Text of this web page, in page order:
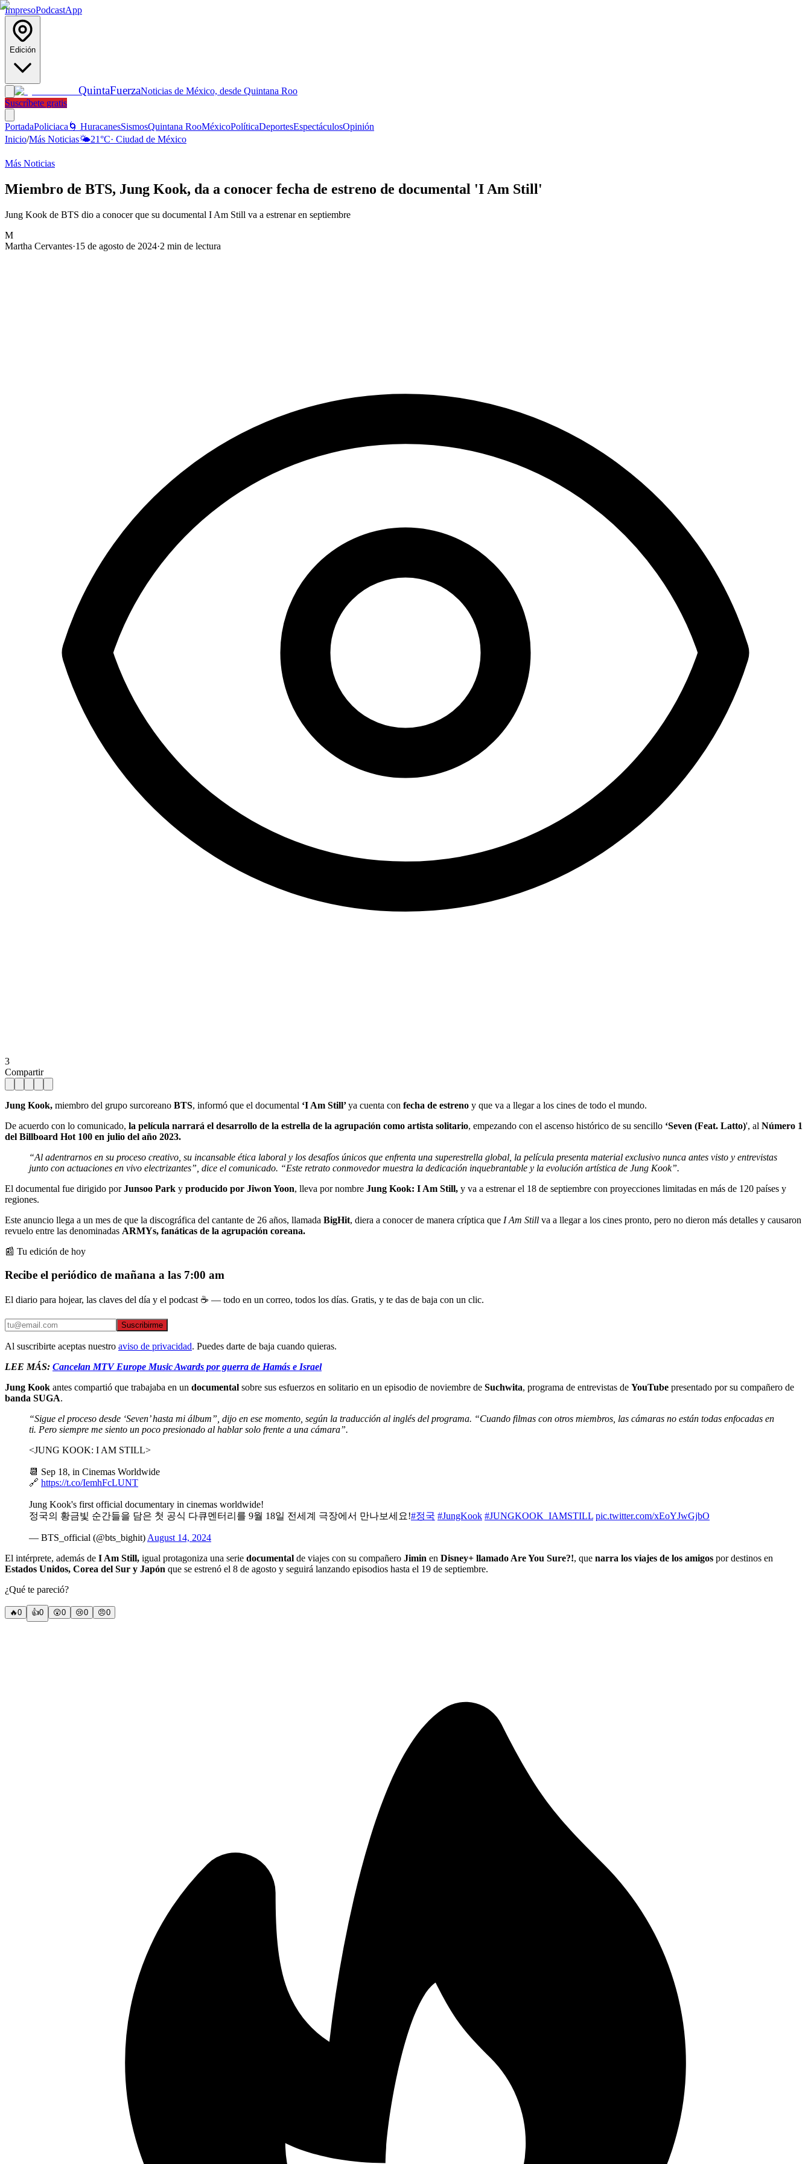
ImpresoPodcastApp
Edición
QuintaFuerzaNoticias de México, desde Quintana Roo
Suscríbete gratis
PortadaPoliciaca 🌀 HuracanesSismosQuintana RooMéxicoPolíticaDeportesEspectáculosOpinión
Inicio/Más Noticias🌤️21°C· Ciudad de México
Más Noticias
Miembro de BTS, Jung Kook, da a conocer fecha de estreno de documental 'I Am Still'
Jung Kook de BTS dio a conocer que su documental I Am Still va a estrenar en septiembre
M
Martha Cervantes·15 de agosto de 2024·2 min de lectura
3
Compartir
Jung Kook, miembro del grupo surcoreano BTS, informó que el documental ‘I Am Still’ya cuenta con fecha de estreno y que va a llegar a los cines de todo el mundo.
De acuerdo con lo comunicado, la película narrará el desarrollo de la estrella de la agrupación como artista solitario, empezando con el ascenso histórico de su sencillo ‘Seven (Feat. Latto)', al Número 1
del Billboard Hot 100 en julio del año 2023.
“Al adentrarnos en su proceso creativo, su incansable ética laboral y los desafíos únicos que enfrenta una superestrella global, la película presenta material exclusivo nunca antes visto y entrevistas
junto con actuaciones en vivo electrizantes”, dice el comunicado. “Este retrato conmovedor muestra la dedicación inquebrantable y la evolución artística de Jung Kook”.
El documental fue dirigido porJunsoo Park y producido por Jiwon Yoon, lleva por nombre Jung Kook: I Am Still, y va a estrenar el 18 de septiembre con proyecciones limitadas en más de 120 países y
regiones.
Este anuncio llega a un mes de que la discográfica del cantante de 26 años, llamada BigHit, diera a conocer de manera críptica que I Am Still va a llegar a los cines pronto, pero no dieron más detalles y causaron
revuelo entre las denominadas ARMYs, fanáticas de la agrupación coreana.
📰 Tu edición de hoy
Recibe el periódico de mañana a las 7:00 am
El diario para hojear, las claves del día y el podcast ☕ — todo en un correo, todos los días. Gratis, y te das de baja con un clic.
Suscribirme
Al suscribirte aceptas nuestro aviso de privacidad. Puedes darte de baja cuando quieras.
LEE MÁS: Cancelan MTV Europe Music Awards por guerra de Hamás e Israel
Jung Kook antes compartió que trabajaba en un documental sobre sus esfuerzos en solitario en un episodio de noviembre de Suchwita, programa de entrevistas de YouTube presentado por su compañero de
banda SUGA.
“Sigue el proceso desde ‘Seven’ hasta mi álbum”, dijo en ese momento, según la traducción al inglés del programa. “Cuando filmas con otros miembros, las cámaras no están todas enfocadas en
ti. Pero siempre me siento un poco presionado al hablar solo frente a una cámara”.
<JUNG KOOK: I AM STILL>
📆 Sep 18, in Cinemas Worldwide
🔗 https://t.co/IemhFcLUNT
Jung Kook's first official documentary in cinemas worldwide!
정국의 황금빛 순간들을 담은 첫 공식 다큐멘터리를 9월 18일 전세계 극장에서 만나보세요!#정국 #JungKook #JUNGKOOK_IAMSTILL pic.twitter.com/xEoYJwGjbO
— BTS_official (@bts_bighit) August 14, 2024
El intérprete, además de I Am Still, igual protagoniza una serie documental de viajes con su compañero Jimin en Disney+ llamado Are You Sure?!, que narra los viajes de los amigos por destinos en
Estados Unidos, Corea del Sur y Japón que se estrenó el 8 de agosto y seguirá lanzando episodios hasta el 19 de septiembre.
¿Qué te pareció?
🔥0 👍0 😲0 😢0 😠0